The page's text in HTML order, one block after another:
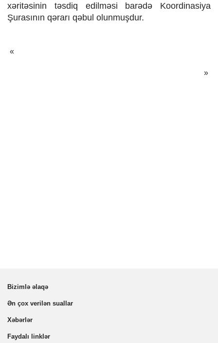
xəritəsinin təsdiq edilməsi barədə Koordinasiya
Şurasının qərarı qəbul olunmuşdur.
Previus news:
«
»
Bizimlə əlaqə
Ən çox verilən suallar
Xəbərlər
Faydalı linklər